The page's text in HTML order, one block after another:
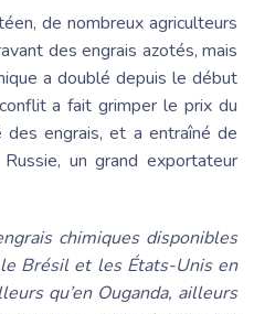
de nombreux agriculteurs
des engrais azotés, mais
a doublé depuis le début
a fait grimper le prix du
des engrais, et a entraîné de
un grand exportateur
chimiques disponibles
Brésil et les États-Unis en
qu’en Ouganda, ailleurs